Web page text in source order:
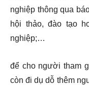
nghiệp thông qua
hội thảo, đào tạo
nghiệp;…
để cho người tham
còn đi dụ dỗ thêm